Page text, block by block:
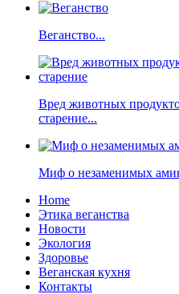
Веганство...
Вред животных
старение...
Миф о незаменимых
Home
Этика веганства
Новости
Экология
Здоровье
Веганская кухня
Контакты